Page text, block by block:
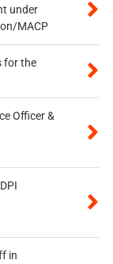
under
MACP
for the
Officer &
in